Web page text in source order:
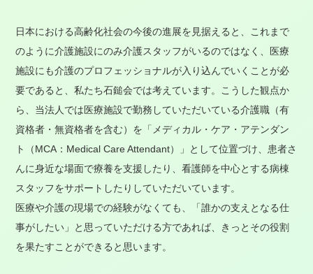
日本における高齢化社会の今後の進展を見据えると、これまで
のように介護施設にのみ介護スタッフがいるのではなく、医療
施設にも介護のプロフェッショナルが入り込んでいくことが必
要であると、私たち石鎚会では考えています。こうした観点か
ら、当法人では医療施設で勤務していただいている介護職（有
資格者・無資格者を含む）を「メディカル・ケア・アテンダン
ト（MCA：Medical Care Attendant）」として位置づけ、患者さ
んに身近な場面で療養を支援したり、看護師を中心とする病棟
スタッフをサポートしたりしていただいています。
医療や介護の現場での経験がなくても、「誰かの支えとなる仕
事がしたい」と思っていただける方であれば、きっとその役割
を果たすことができると思います。